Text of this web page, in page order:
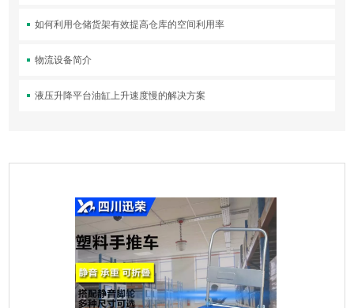
如何利用仓储货架有效提高仓库的空间利用率
物流设备简介
液压升降平台油缸上升速度慢的解决方案